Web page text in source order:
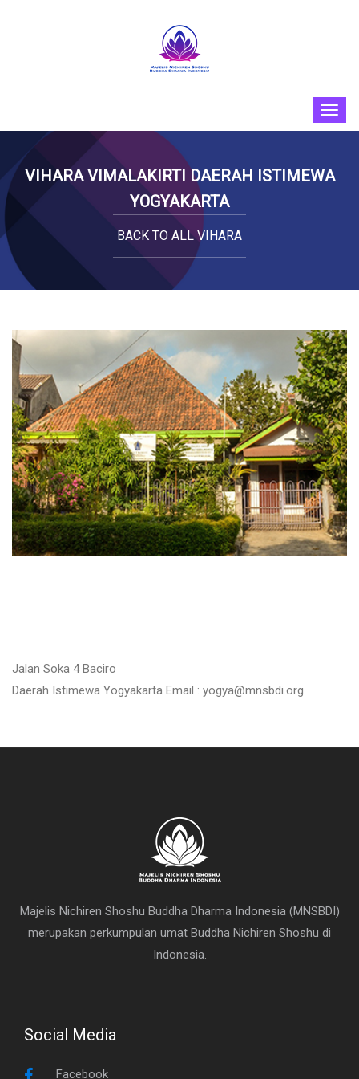
VIHARA VIMALAKIRTI DAERAH ISTIMEWA
YOGYAKARTA
BACK TO ALL VIHARA
Jalan Soka 4 Baciro
Daerah Istimewa Yogyakarta Email : yogya@mnsbdi.org
Majelis Nichiren Shoshu Buddha Dharma Indonesia (MNSBDI)
merupakan perkumpulan umat Buddha Nichiren Shoshu di
Indonesia.
Social Media
Facebook